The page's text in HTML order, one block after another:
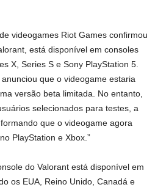
videogames Riot Games confirmou
está disponível em consoles
X, Series S e Sony PlayStation 5.
que o videogame estaria
versão beta limitada. No entanto,
selecionados para testes, a
que o videogame agora
PlayStation e Xbox.”
do Valorant está disponível em
os EUA, Reino Unido, Canadá e